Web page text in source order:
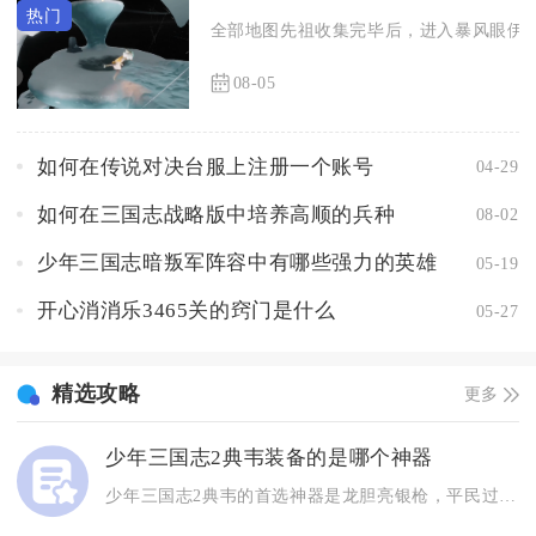
全部地图先祖收集完毕后，进入暴风眼伊
08-05
如何在传说对决台服上注册一个账号 04-29
如何在三国志战略版中培养高顺的兵种 08-02
少年三国志暗叛军阵容中有哪些强力的英雄 05-19
开心消消乐3465关的窍门是什么 05-27
精选攻略 更多
少年三国志2典韦装备的是哪个神器